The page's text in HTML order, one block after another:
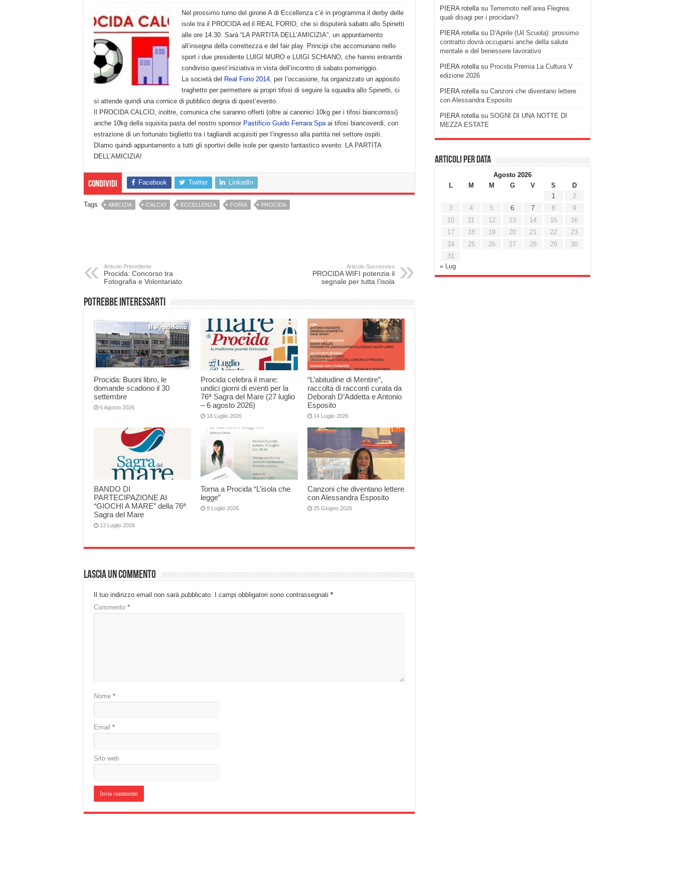
Nel prossimo turno del girone A di Eccellenza c’è in programma il derby delle
isole tra il PROCIDA ed il REAL FORIO, che si disputerà sabato allo Spinetti
alle ore 14.30. Sarà “LA PARTITA DELL’AMICIZIA”, un appuntamento
all’insegna della correttezza e del fair play. Principi che accomunano nello
sport i due presidente LUIGI MURO e LUIGI SCHIANO, che hanno entrambi
condiviso quest’iniziativa in vista dell’incontro di sabato pomeriggio.
La società del Real Forio 2014, per l’occasione, ha organizzato un apposito
traghetto per permettere ai propri tifosi di seguire la squadra allo Spinetti, ci
si attende quindi una cornice di pubblico degna di quest’evento.
Il PROCIDA CALCIO, inoltre, comunica che saranno offerti (oltre ai canonici 10kg per i tifosi biancorossi)
anche 10kg della squisita pasta del nostro sponsor Pastificio Guido Ferrara Spaai tifosi biancoverdi, con
estrazione di un fortunato biglietto tra i tagliandi acquisiti per l’ingresso alla partita nel settore ospiti.
DIamo quindi appuntamento a tutti gli sportivi delle isole per questo fantastico evento: LA PARTITA
DELL’AMICIZIA!
Condividi Facebook Twitter LinkedIn
Tags AMICIZIA CALCIO ECCELLENZA FORIA PROCIDA
Articolo Precedente
Procida: Concorso tra
Fotografia e Volontariato
Articolo Successivo
PROCIDA WIFI potenzia il
segnale per tutta l’isola
Potrebbe interessarti
Procida: Buoni libro, le
domande scadono il 30
settembre
6 Agosto 2026
Procida celebra il mare:
undici giorni di eventi per la
76ª Sagra del Mare (27 luglio
– 6 agosto 2026)
18 Luglio 2026
“L’abitudine di Mentire”,
raccolta di racconti curata da
Deborah D’Addetta e Antonio
Esposito
14 Luglio 2026
BANDO DI
PARTECIPAZIONE AI
“GIOCHI A MARE” della 76ª
Sagra del Mare
13 Luglio 2026
Torna a Procida “L’isola che
legge”
8 Luglio 2026
Canzoni che diventano lettere
con Alessandra Esposito
25 Giugno 2026
Lascia un commento
Il tuo indirizzo email non sarà pubblicato. I campi obbligatori sono contrassegnati *
Commento *
Nome *
Email *
Sito web
PIERA rotellasu Terremoto nell’area Flegrea:
quali disagi per i procidani?
PIERA rotellasu D’Aprile (Uil Scuola): prossimo
contratto dovrà occuparsi anche della salute
mentale e del benessere lavorativo
PIERA rotellasu Procida Premia La Cultura V
edizione 2026
PIERA rotellasu Canzoni che diventano lettere
con Alessandra Esposito
PIERA rotellasu SOGNI DI UNA NOTTE DI
MEZZA ESTATE
Articoli per data
Agosto 2026
L
M M G V S
D
1
2
3
4 5 6 7 8
9
10
11 12 13 14 15
16
17
18 19 20 21 22
23
24
25 26 27 28 29
30
31
« Lug